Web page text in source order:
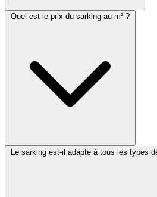
Quel est le prix du sarking au m² ?
Le sarking est-il adapté à tous les types